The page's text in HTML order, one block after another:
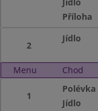
Příloha
2
Jídlo
Menu Chod
1
Polévka
Jídlo